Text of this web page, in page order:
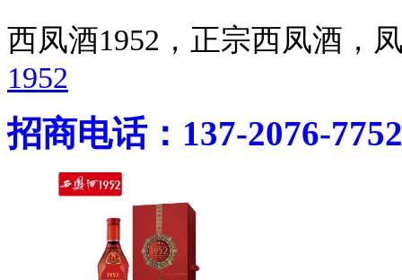
西凤酒1952，正宗西凤酒
1952
招商电话：137-2076-7752